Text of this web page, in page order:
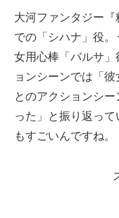
大河ファンタジー
での「シハナ」役。
女用心棒「バルサ
ョンシーンでは「
とのアクションシ
った」と振り返っ
もすごいんですね。